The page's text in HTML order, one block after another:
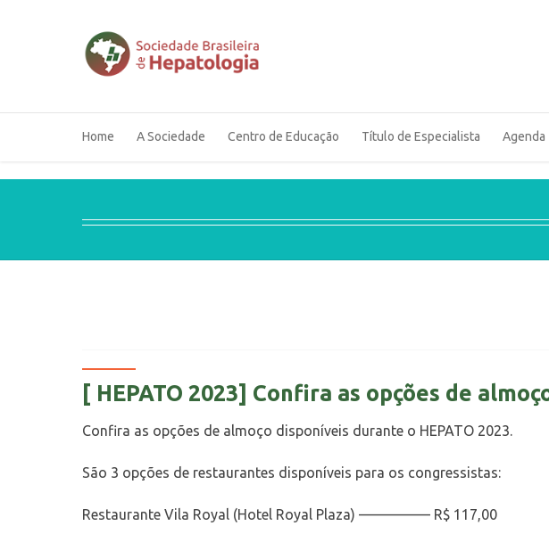
Home A Sociedade Centro de Educação Título de Especialista Agenda
[ HEPATO 2023] Confira as opções de
Confira as opções de almoço disponíveis durante o HEPATO 2023.
São 3 opções de restaurantes disponíveis para os congressistas:
Restaurante Vila Royal (Hotel Royal Plaza) ————— R$ 117,00